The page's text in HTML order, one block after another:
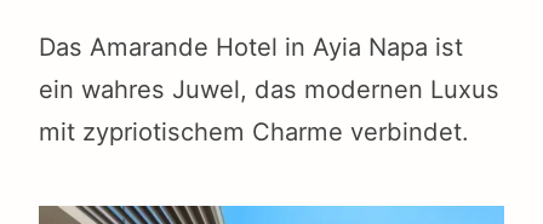
Das Amarande Hotel in Ayia Napa ist
ein wahres Juwel, das modernen Luxus
mit zypriotischem Charme verbindet.